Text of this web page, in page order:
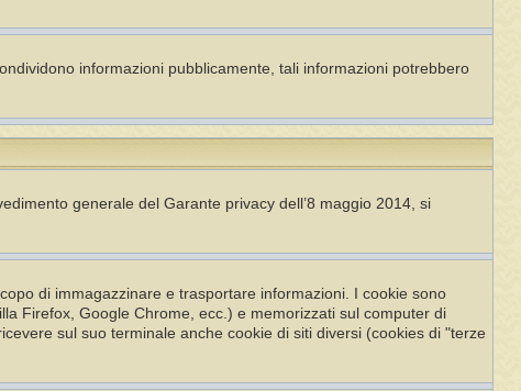
informazioni pubblicamente, tali informazioni potrebbero
generale del Garante privacy dell’8 maggio 2014, si
di immagazzinare e trasportare informazioni. I cookie sono
Firefox, Google Chrome, ecc.) e memorizzati sul computer di
sul suo terminale anche cookie di siti diversi (cookies di "terze